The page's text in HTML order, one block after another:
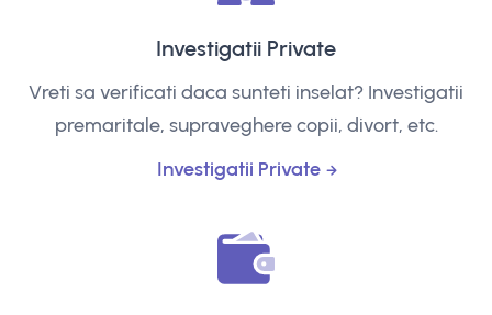
Investigatii Private
Vreti sa verificati daca sunteti inselat? Investigatii
premaritale, supraveghere copii, divort, etc.
Investigatii Private